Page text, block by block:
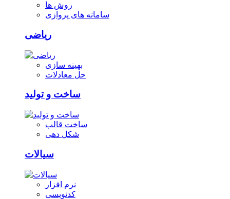
روش ها
سامانه های پروازی
ریاضی
بهینه سازی
حل معادلات
ساخت و تولید
ساخت قالب
شکل دهی
سیالات
نرم افزار
کدنویسی